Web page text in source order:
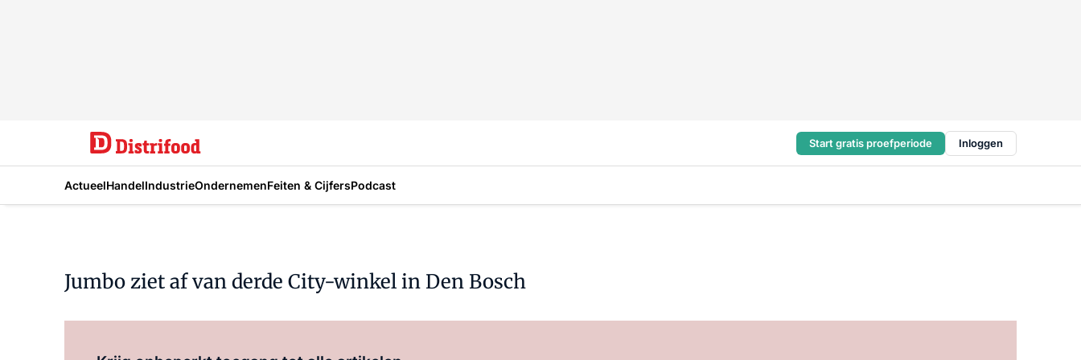
Start gratis proefperiode Inloggen
ActueelHandelIndustrieOndernemenFeiten & CijfersPodcast
Jumbo ziet af van derde City-winkel in Den Bosch